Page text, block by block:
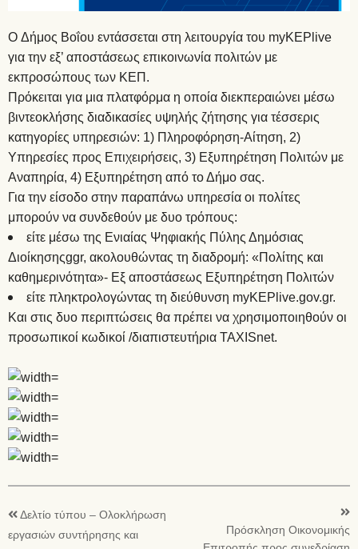
O Δήμος Βοΐου εντάσσεται στη λειτουργία του myKEPlive
για την εξ’ αποστάσεως επικοινωνία πολιτών με
εκπροσώπους των ΚΕΠ.
Πρόκειται για μια πλατφόρμα η οποία διεκπεραιώνει μέσω
βιντεοκλήσης διαδικασίες υψηλής ζήτησης για τέσσερις
κατηγορίες υπηρεσιών: 1) Πληροφόρηση-Αίτηση, 2)
Υπηρεσίες προς Επιχειρήσεις, 3) Εξυπηρέτηση Πολιτών με
Αναπηρία, 4) Εξυπηρέτηση από το Δήμο σας.
Για την είσοδο στην παραπάνω υπηρεσία οι πολίτες
μπορούν να συνδεθούν με δυο τρόπους:
είτε μέσω της Ενιαίας Ψηφιακής Πύλης Δημόσιας
Διοίκησηςggr, ακολουθώντας τη διαδρομή: «Πολίτης και
καθημερινότητα»- Εξ αποστάσεως Εξυπηρέτηση Πολιτών
είτε πληκτρολογώντας τη διεύθυνση myKEPlive.gov.gr.
Και στις δυο περιπτώσεις θα πρέπει να χρησιμοποιηθούν οι
προσωπικοί κωδικοί /διαπιστευτήρια TAXISnet.
Δελτίο τύπου – Ολοκλήρωση
εργασιών συντήρησης και
Πρόσκληση Οικονομικής